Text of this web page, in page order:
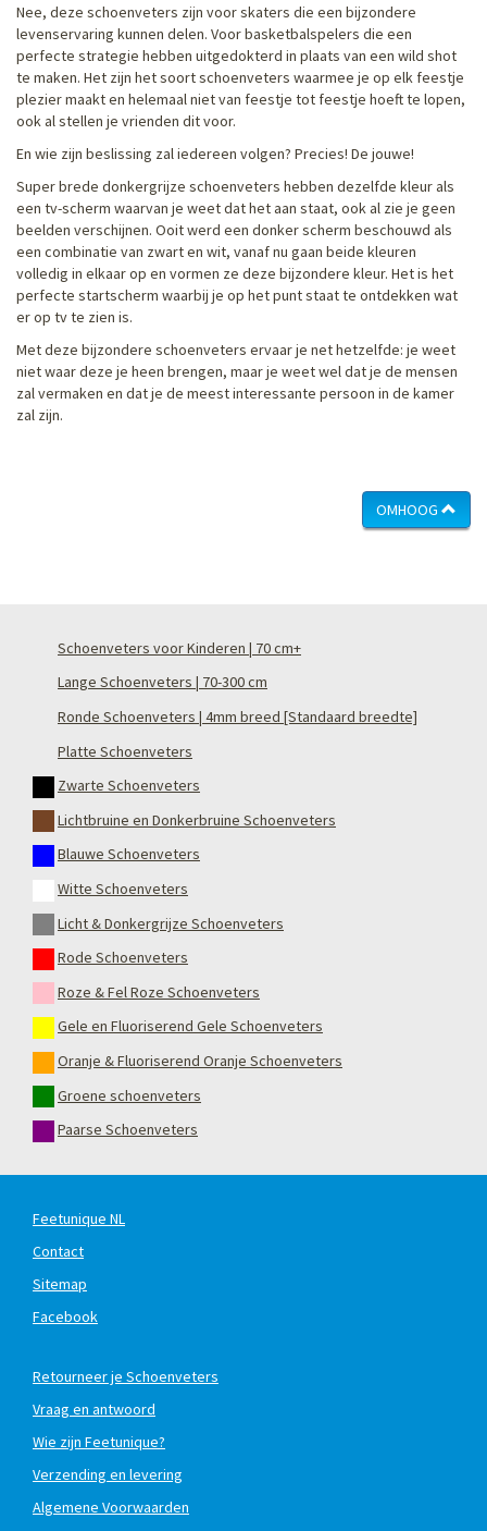
Nee, deze schoenveters zijn voor skaters die een bijzondere
levenservaring kunnen delen. Voor basketbalspelers die een
perfecte strategie hebben uitgedokterd in plaats van een wild shot
te maken. Het zijn het soort schoenveters waarmee je op elk feestje
plezier maakt en helemaal niet van feestje tot feestje hoeft te lopen,
ook al stellen je vrienden dit voor.
En wie zijn beslissing zal iedereen volgen? Precies! De jouwe!
Super brede donkergrijze schoenveters hebben dezelfde kleur als
een tv-scherm waarvan je weet dat het aan staat, ook al zie je geen
beelden verschijnen. Ooit werd een donker scherm beschouwd als
een combinatie van zwart en wit, vanaf nu gaan beide kleuren
volledig in elkaar op en vormen ze deze bijzondere kleur. Het is het
perfecte startscherm waarbij je op het punt staat te ontdekken wat
er op tv te zien is.
Met deze bijzondere schoenveters ervaar je net hetzelfde: je weet
niet waar deze je heen brengen, maar je weet wel dat je de mensen
zal vermaken en dat je de meest interessante persoon in de kamer
zal zijn.
OMHOOG
Schoenveters voor Kinderen | 70 cm+
Lange Schoenveters | 70-300 cm
Ronde Schoenveters | 4mm breed [Standaard breedte]
Platte Schoenveters
Zwarte Schoenveters
Lichtbruine en Donkerbruine Schoenveters
Blauwe Schoenveters
Witte Schoenveters
Licht & Donkergrijze Schoenveters
Rode Schoenveters
Roze & Fel Roze Schoenveters
Gele en Fluoriserend Gele Schoenveters
Oranje & Fluoriserend Oranje Schoenveters
Groene schoenveters
Paarse Schoenveters
Feetunique NL
Contact
Sitemap
Facebook
Retourneer je Schoenveters
Vraag en antwoord
Wie zijn Feetunique?
Verzending en levering
Algemene Voorwaarden